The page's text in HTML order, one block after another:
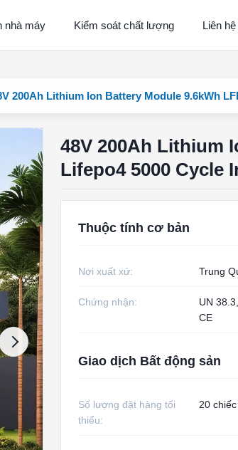
nhà máy Kiểm soát chất lượng Liên
200Ah Lithium Ion Battery Module 9.6kWh
48V 200Ah Lithium
Lifepo4 5000 Cycle
Thuộc tính cơ bản
Nơi xuất xứ: Trung
Chứng nhận:
UN
CE
Giao dịch Bất động sản
Số lượng đặt hàng tối
thiểu:
20 chiếc